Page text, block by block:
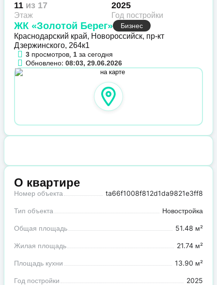
11 из 17
Этаж
2025
Год постройки
ЖК «Золотой Берег»
Бизнес
Краснодарский край, Новороссийск, пр-кт
Дзержинского, 264к1
3 просмотров, 1 за сегодня
Обновлено: 08:03, 29.06.2026
О квартире
Номер объекта ta66f1008f812d1da9821e3ff8
Тип объекта Новостройка
Общая площадь 51.48 м²
Жилая площадь 21.74 м²
Площадь кухни 13.90 м²
Год постройки 2025